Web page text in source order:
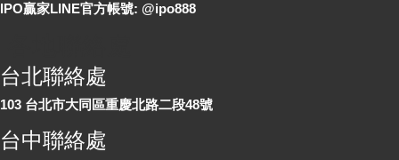
IPO贏家LINE官方帳號: @ipo888
台北聯絡處
103 台北市大同區重慶北路二段48號
台中聯絡處